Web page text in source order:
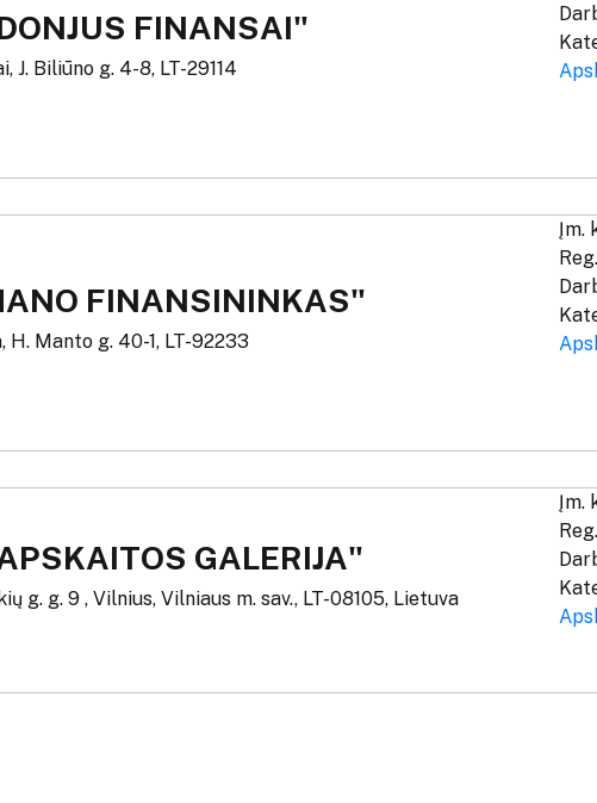
FINANSAI"
J. Biliūno g. 4-8, LT-29114
FINANSININKAS"
H. Manto g. 40-1, LT-92233
Įm.
GALERIJA"
g. g. 9 , Vilnius, Vilniaus m. sav., LT-08105, Lietuva
Įm.